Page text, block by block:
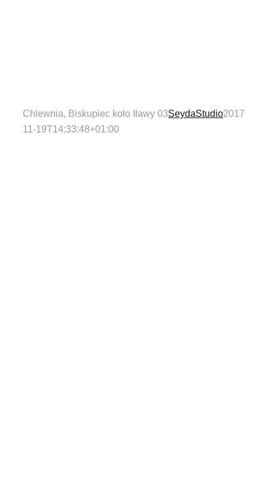
Chlewnia, Biskupiec koło Iławy 03SeydaStudio2017-
11-19T14:33:48+01:00